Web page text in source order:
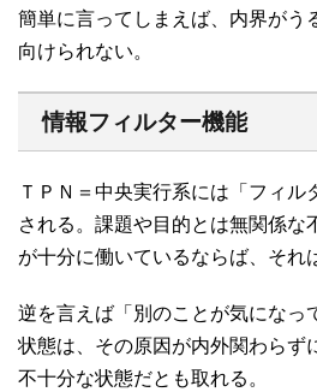
簡単に言ってしまえば、内界がう
向けられない。
情報フィルター機能
ＴＰＮ＝中央実行系には「フィル
される。課題や目的とは無関係な
が十分に働いているならば、それ
逆を言えば「別のことが気になっ
状態は、その原因が内外関わらず
不十分な状態だとも取れる。